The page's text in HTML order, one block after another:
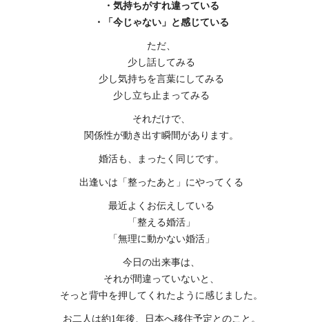
・気持ちがすれ違っている
・「今じゃない」と感じている
ただ、
少し話してみる
少し気持ちを言葉にしてみる
少し立ち止まってみる
それだけで、
関係性が動き出す瞬間があります。
婚活も、まったく同じです。
出逢いは「整ったあと」にやってくる
最近よくお伝えしている
「整える婚活」
「無理に動かない婚活」
今日の出来事は、
それが間違っていないと、
そっと背中を押してくれたように感じました。
お二人は約1年後、日本へ移住予定とのこと。